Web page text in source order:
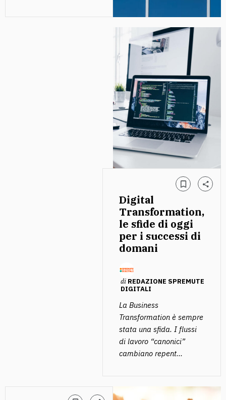
Digital
Transformation,
le sfide di oggi
per i successi di
domani
di REDAZIONE SPREMUTE
DIGITALI
La Business
Transformation è sempre
stata una sfida. I flussi
di lavoro “canonici”
cambiano repent...